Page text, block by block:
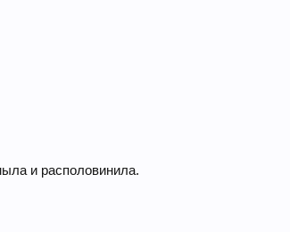
и располовинила.